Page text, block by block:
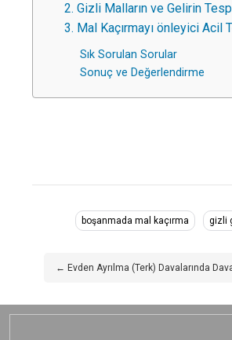
2. Gizli Malların ve Gelirin
3. Mal Kaçırmayı önleyici Acil
Sık Sorulan Sorular
Sonuç ve Değerlendirme
boşanmada mal kaçırma gizli
← Evden Ayrılma (Terk) Davalarında